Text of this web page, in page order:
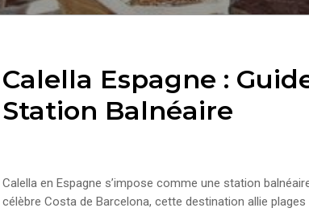
Calella Espagne :
Station Balnéaire
Calella en Espagne s’impose comme une station
célèbre Costa de Barcelona, cette destination allie